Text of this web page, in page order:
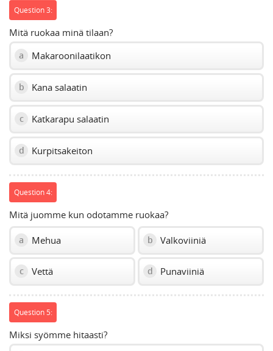
Question 3:
Mitä ruokaa minä tilaan?
a Makaroonilaatikon
b Kana salaatin
c Katkarapu salaatin
d Kurpitsakeiton
Question 4:
Mitä juomme kun odotamme ruokaa?
a Mehua b Valkoviiniä
c Vettä d Punaviiniä
Question 5:
Miksi syömme hitaasti?